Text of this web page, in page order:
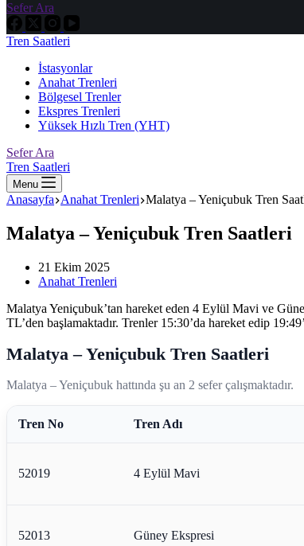
Sefer Ara
Tren Saatleri
İstasyonlar
Anahat Trenleri
Bölgesel Trenler
Ekspres Trenleri
Yüksek Hızlı Tren (YHT)
Sefer Ara
Tren Saatleri
Menu
Anasayfa Anahat Trenleri Malatya – Yeniçubuk Tren
Malatya – Yeniçubuk Tren Saatleri
21 Ekim 2025
Anahat Trenleri
Malatya Yeniçubuk’tan hareket eden 4 Eylül Mavi ve
TL’den başlamaktadır. Trenler 15:30’da hareket edip
Malatya – Yeniçubuk Tren Saatleri
Malatya – Yeniçubuk hattında şu an 2 sefer çalışmaktadır.
Tren No Tren Adı
52019 4 Eylül Mavi
52013 Güney Ekspresi